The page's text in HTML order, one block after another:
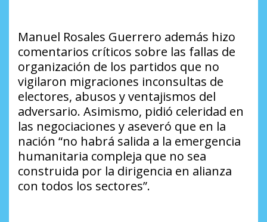
Manuel Rosales Guerrero además hizo
comentarios críticos sobre las fallas de
organización de los partidos que no
vigilaron migraciones inconsultas de
electores, abusos y ventajismos del
adversario. Asimismo, pidió celeridad en
las negociaciones y aseveró que en la
nación “no habrá salida a la emergencia
humanitaria compleja que no sea
construida por la dirigencia en alianza
con todos los sectores”.